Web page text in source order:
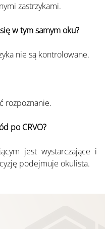
zastrzykami.
w tym samym oku?
nie są kontrolowane.
rozpoznanie.
po CRVO?
jest wystarczające i
podejmuje okulista.